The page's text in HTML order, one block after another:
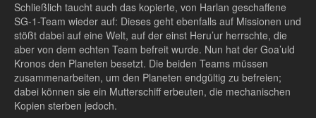
Schließlich taucht auch das kopierte, von Harlan geschaffene
SG-1-Team wieder auf: Dieses geht ebenfalls auf Missionen und
stößt dabei auf eine Welt, auf der einst Heru’ur herrschte, die
aber von dem echten Team befreit wurde. Nun hat der Goa’uld
Kronos den Planeten besetzt. Die beiden Teams müssen
zusammenarbeiten, um den Planeten endgültig zu befreien;
dabei können sie ein Mutterschiff erbeuten, die mechanischen
Kopien sterben jedoch.